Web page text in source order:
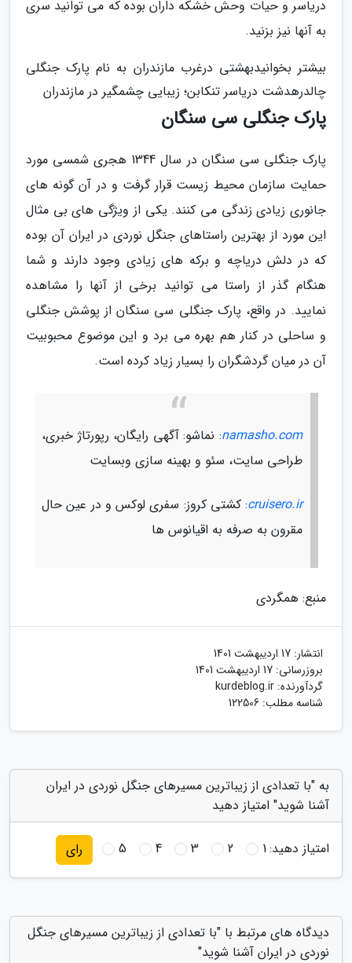
دریاسر و حیات وحش خشکه داران بوده که می توانید سری
به آنها نیز بزنید.
بیشتر بخوانیدبھشتی درغرب مازندران به نام پارک جنگلی
چالدرهدشت دریاسر تنکابن؛ زیبایی چشمگیر در مازندران
پارک جنگلی سی سنگان
پارک جنگلی سی سنگان در سال 1344 هجری شمسی مورد
حمایت سازمان محیط زیست قرار گرفت و در آن گونه های
جانوری زیادی زندگی می کنند. یکی از ویژگی های بی مثال
این مورد از بهترین راستاهای جنگل نوردی در ایران آن بوده
که در دلش دریاچه و برکه های زیادی وجود دارند و شما
هنگام گذر از راستا می توانید برخی از آنها را مشاهده
نمایید. در واقع، پارک جنگلی سی سنگان از پوشش جنگلی
و ساحلی در کنار هم بهره می برد و این موضوع محبوبیت
آن در میان گردشگران را بسیار زیاد کرده است.
namasho.com: نماشو: آگهی رایگان، رپورتاژ خبری،
طراحی سایت، سئو و بهینه سازی وبسایت
cruisero.ir: کشتی کروز: سفری لوکس و در عین حال
مقرون به صرفه به اقیانوس ها
منبع: همگردی
انتشار: 17 اردیبهشت 1401
بروزرسانی: 17 اردیبهشت 1401
گردآورنده: kurdeblog.ir
شناسه مطلب: 122506
به "با تعدادی از زیباترین مسیرهای جنگل نوردی در ایران
آشنا شوید" امتیاز دهید
امتیاز دهید:1
2
3
4
5 رای
دیدگاه های مرتبط با "با تعدادی از زیباترین مسیرهای جنگل
نوردی در ایران آشنا شوید"